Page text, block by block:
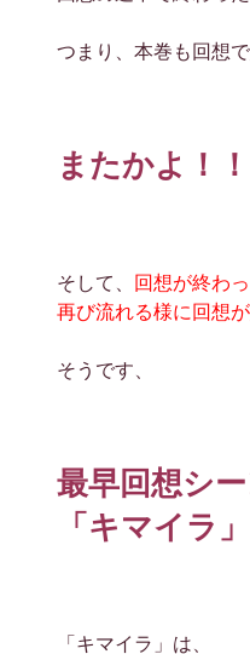
つまり、本巻も回想で
またかよ！！
そして、
回想が終わ
再び流れる様に回想
そうです、
最早回想シ
「キマイラ
「キマイラ」は、